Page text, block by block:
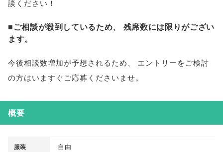
談ください！
■ご相談が殺到しているため、
残席数には限りがござい
ます。
今後相談数増加が予想されるため
エントリーをご検討
の方はいますぐご応募くださいませ。
概要
服装 自由